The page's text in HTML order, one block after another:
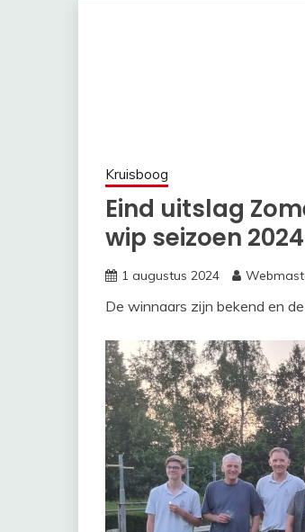
Kruisboog
Eind uitslag
wip seizoen 2024
1 augustus 2024
De winnaars zijn bekend en